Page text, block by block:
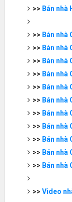
>> Bán nhà
>> Bán nhà
>> Bán nhà
>> Bán nhà
>> Bán nhà
>> Bán nhà
>> Bán nhà
>> Bán nhà
>> Bán nhà
>> Bán nhà
>> Bán nhà
>> Bán nhà
>> Video